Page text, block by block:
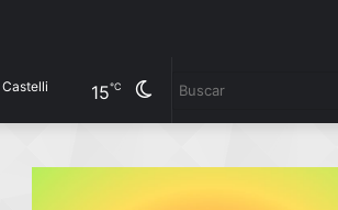
Cambiar
15℃